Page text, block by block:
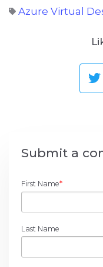
Azure Virtual
Submit a
First Name*
Last Name